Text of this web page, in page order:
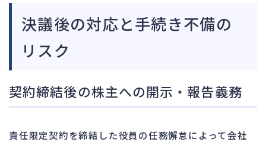
決議後の対応と手続き不備の
リスク
契約締結後の株主への開示・報告義務
責任限定契約を締結した役員の任務懈怠によって会社